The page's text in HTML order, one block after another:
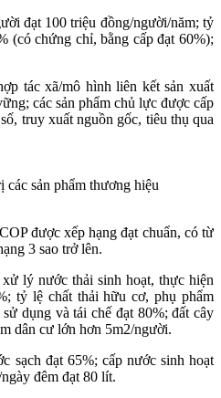
đạt 100 triệu đồng/người/năm; tỷ
(có chứng chỉ, bằng cấp đạt 60%);
tác xã/mô hình liên kết sản xuất
các sản phẩm chủ lực được cấp
truy xuất nguồn gốc, tiêu thụ qua
các sản phẩm thương hiệu
được xếp hạng đạt chuẩn, có từ
3 sao trở lên.
lý nước thải sinh hoạt, thực hiện
tỷ lệ chất thải hữu cơ, phụ phẩm
dụng và tái chế đạt 80%; đất cây
dân cư lớn hơn 5m2/người.
sạch đạt 65%; cấp nước sinh hoạt
đêm đạt 80 lít.